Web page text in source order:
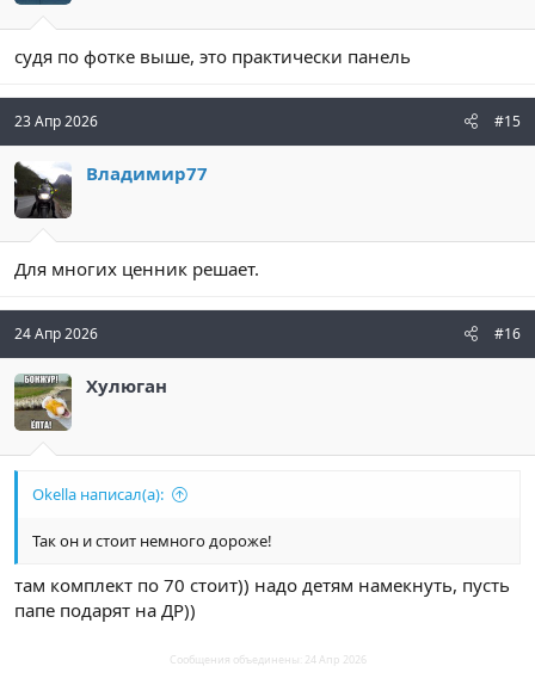
судя по фотке выше, это практически панель
23 Апр 2026 #15
Владимир77
Для многих ценник решает.
24 Апр 2026 #16
Хулюган
Okella написал(а):
Так он и стоит немного дороже!
там комплект по 70 стоит)) надо детям намекнуть, пусть
папе подарят на ДР))
Сообщения объединены: 24 Апр 2026